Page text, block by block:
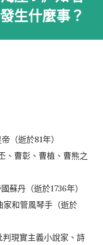
生什麼事？
（逝於81年）
、曹彰、曹植、曹熊之
蘇丹（逝於1736年）
家和管風琴手（逝於
判現實主義小說家、詩